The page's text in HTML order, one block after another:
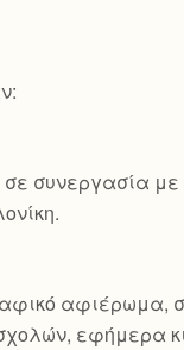
συνεργασία με
αφιέρωμα,
εφήμερα